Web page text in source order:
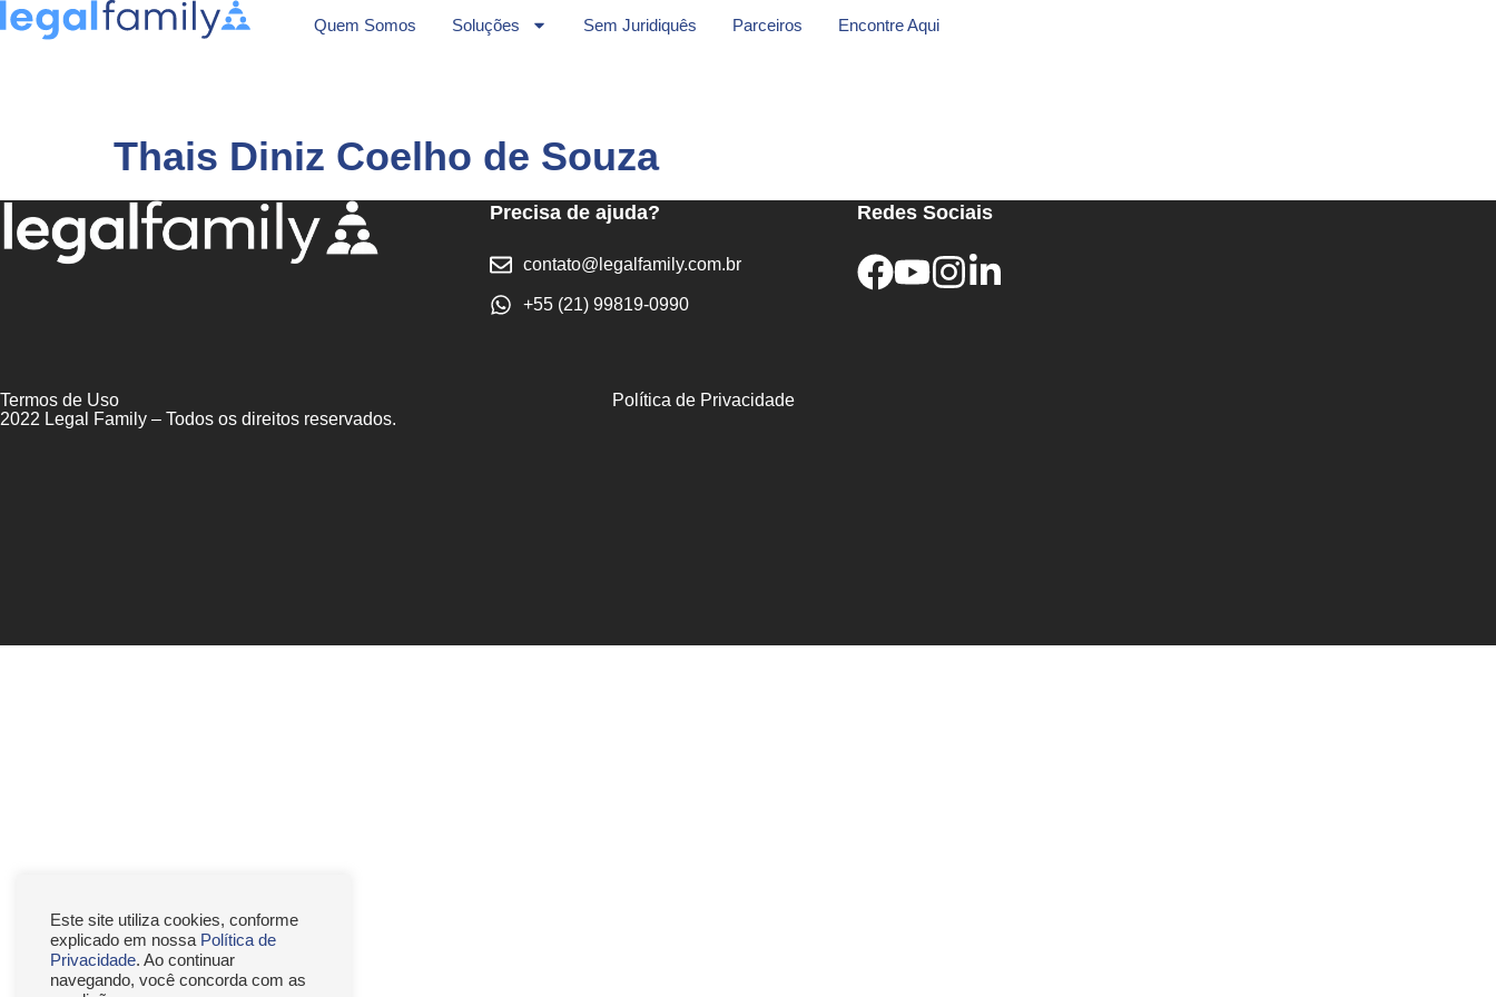
Quem Somos Soluções Sem Juridiquês Parceiros Encontre Aqui
Thais Diniz Coelho de Souza
Precisa de ajuda?
contato@legalfamily.com.br
+55 (21) 99819-0990
Redes Sociais
Termos de Uso
Política de Privacidade
2022 Legal Family – Todos os direitos reservados.
Este site utiliza cookies, conforme
explicado em nossa Política de
Privacidade. Ao continuar
navegando, você concorda com as